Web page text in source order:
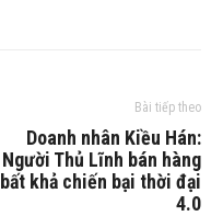
Bài tiếp theo
Doanh nhân Kiều Hán:
Người Thủ Lĩnh bán hàng
bất khả chiến bại thời đại
4.0